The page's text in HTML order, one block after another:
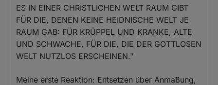
ES IN EINER CHRISTLICHEN WELT RAUM GIBT
FÜR DIE, DENEN KEINE HEIDNISCHE WELT JE
RAUM GAB: FÜR KRÜPPEL UND KRANKE, ALTE
UND SCHWACHE, FÜR DIE, DIE DER GOTTLOSEN
WELT NUTZLOS ERSCHEINEN."
Meine erste Reaktion: Entsetzen über Anmaßung,